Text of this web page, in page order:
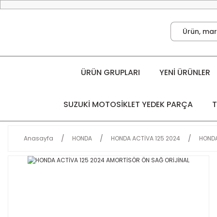
ÜRÜN GRUPLARI YENİ ÜRÜNLER
SUZUKİ MOTOSİKLET YEDEK PARÇA
Anasayfa HONDA HONDA ACTİVA 125 2024